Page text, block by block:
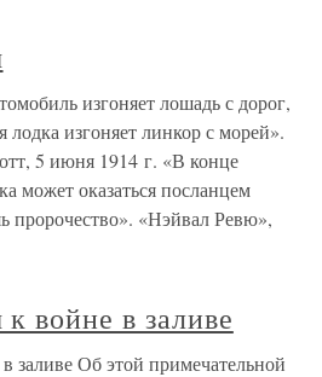
изгоняет лошадь с дорог,
лодка изгоняет линкор с морей».
5 июня 1914 г. «В конце
может оказаться посланцем
пророчество». «Нэйвал Ревю»,
войне в заливе
заливе Об этой примечательной